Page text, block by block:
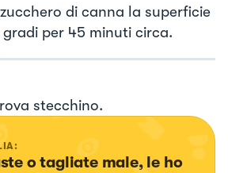
di canna la superficie
per 45 minuti circa.
stecchino.
o tagliate male, le ho